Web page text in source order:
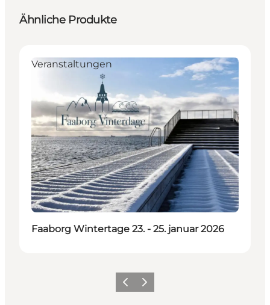
Ähnliche Produkte
Veranstaltungen
Faaborg Wintertage 23. - 25. januar 2026
ZurückWeiter